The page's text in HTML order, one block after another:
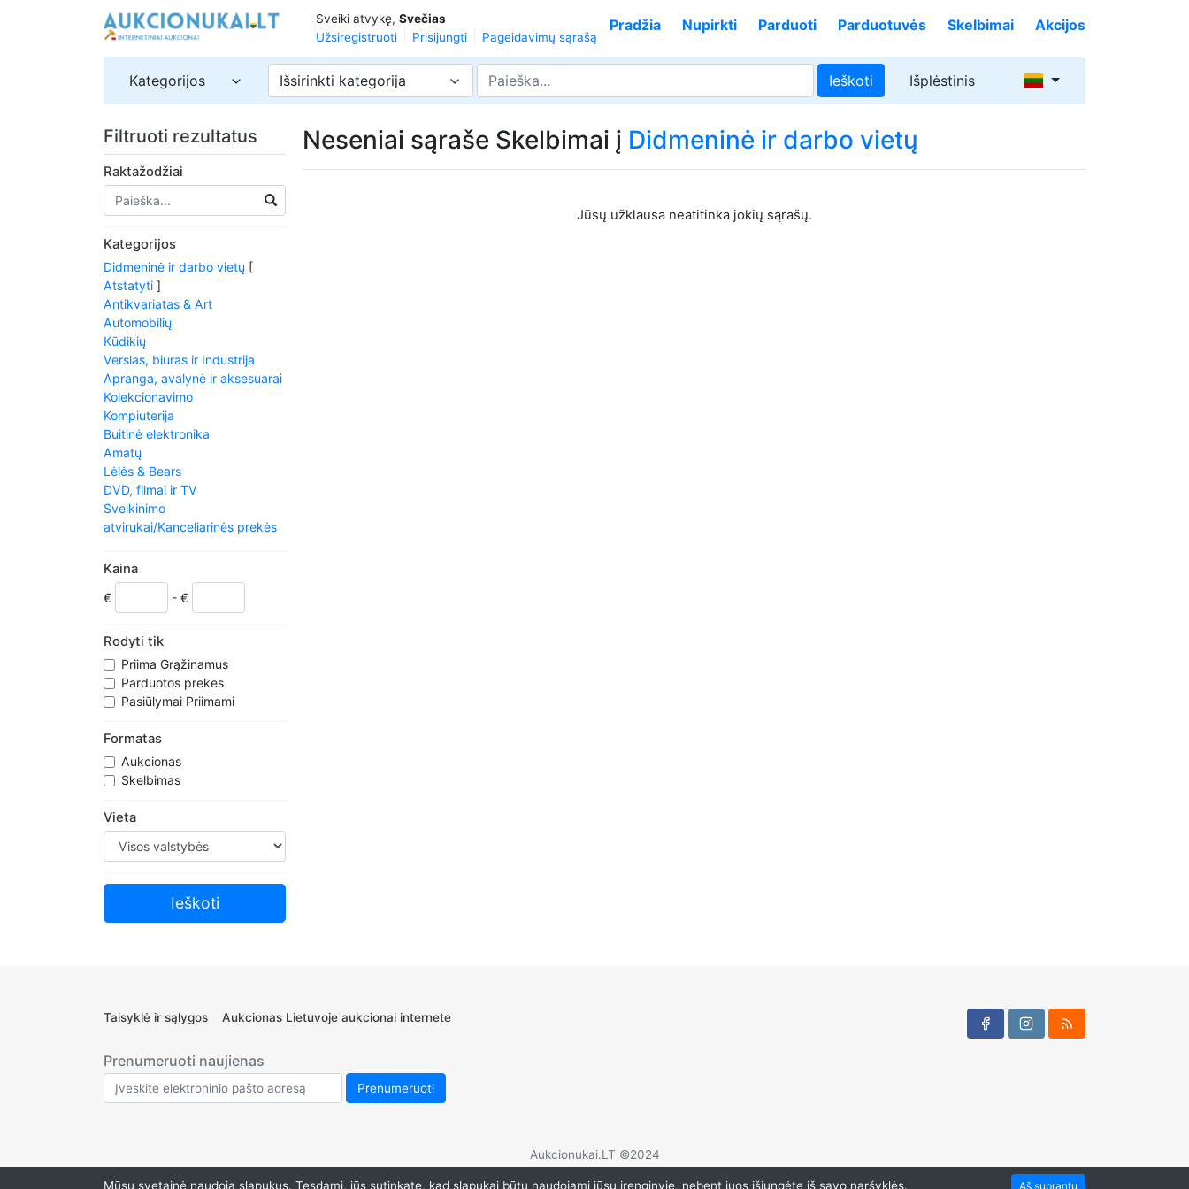
Sveiki atvykę, Svečias
Užsiregistruoti
Prisijungti Pageidavimų sąrašą
Pradžia Nupirkti Parduoti Parduotuvės Skelbimai Akcijos
Kategorijos Išsirinkti kategorija Ieškoti Išplėstinis
Filtruoti rezultatus
Raktažodžiai
Kategorijos
Didmeninė ir darbo vietų [
Atstatyti ]
Antikvariatas & Art
Automobilių
Kūdikių
Verslas, biuras ir Industrija
Apranga, avalynė ir aksesuarai
Kolekcionavimo
Kompiuterija
Buitinė elektronika
Amatų
Lėlės & Bears
DVD, filmai ir TV
Sveikinimo
atvirukai/Kanceliarinės prekės
Pradžia ir sodas
Juvelyriniai dirbiniai ir
Laikrodžiai
Mobilieji & Home telefonai
Muzika
Muzikos instrumentai
Naujumo elementai
Kitos didmeninės ir darbo
siuntos
Fotografija
Keramika, porcelianas
Sporto Įžymybės
Bilietai ir kelionės
Žaislai ir Žaidimai
Kaina
€ - €
Rodyti tik
Priima Grąžinamus
Parduotos prekes
Pasiūlymai Priimami
Formatas
Aukcionas
Skelbimas
Vieta
Neseniai sąraše Skelbimai į Didmeninė ir darbo vietų
Jūsų užklausa neatitinka jokių sąrašų.
Taisyklė ir sąlygos Aukcionas Lietuvoje aukcionai internete
Prenumeruoti naujienas
Aukcionukai.LT ©2024
Mūsų svetainė naudoja slapukus. Tęsdami, jūs sutinkate, kad slapukai būtų naudojami jūsų įrenginyje, nebent juos išjungėte iš savo naršyklės. Aš suprantu